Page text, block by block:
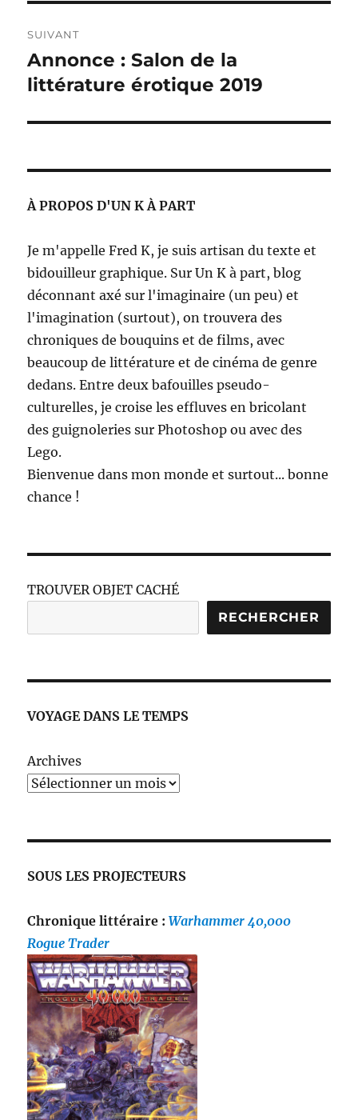
SUIVANT
Publication
suivante :
Annonce : Salon de la
littérature érotique 2019
À PROPOS D'UN K À PART
Je m'appelle Fred K, je suis artisan du texte et
bidouilleur graphique. Sur Un K à part, blog
déconnant axé sur l'imaginaire (un peu) et
l'imagination (surtout), on trouvera des
chroniques de bouquins et de films, avec
beaucoup de littérature et de cinéma de genre
dedans. Entre deux bafouilles pseudo-
culturelles, je croise les effluves en bricolant
des guignoleries sur Photoshop ou avec des
Lego.
Bienvenue dans mon monde et surtout... bonne
chance !
TROUVER OBJET CACHÉ
RECHERCHER
VOYAGE DANS LE TEMPS
Archives
SOUS LES PROJECTEURS
Chronique littéraire :Warhammer 40,000
Rogue Trader